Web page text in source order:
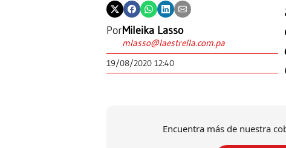
PorMileika Lasso
mlasso@laestrella.com.pa
19/08/2020 12:40
Encuentra más de nuestra